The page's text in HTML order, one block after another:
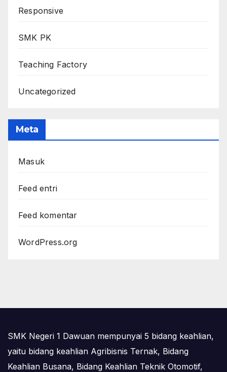
Responsive
SMK PK
Teaching Factory
Uncategorized
Meta
Masuk
Feed entri
Feed komentar
WordPress.org
SMK Negeri 1 Dawuan mempunyai 5 bidang keahlian,
yaitu bidang keahlian Agribisnis Ternak, Bidang
Keahlian Busana, Bidang Keahlian Teknik Otomotif,